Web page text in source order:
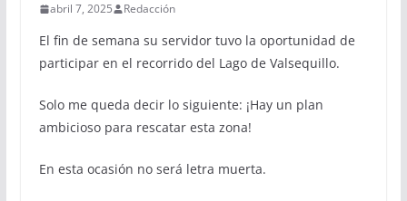
abril 7, 2025 Redacción
El fin de semana su servidor tuvo la oportunidad de
participar en el recorrido del Lago de Valsequillo.
Solo me queda decir lo siguiente: ¡Hay un plan
ambicioso para rescatar esta zona!
En esta ocasión no será letra muerta.